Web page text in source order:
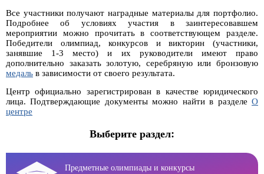
Все участники получают наградные материалы для портфолио.
Подробнее об условиях участия в заинтересовавшем
мероприятии можно прочитать в соответствующем разделе.
Победители олимпиад, конкурсов и викторин (участники,
занявшие 1-3 место) и их руководители имеют право
дополнительно заказать золотую, серебряную или бронзовую
медаль в зависимости от своего результата.
Центр официально зарегистрирован в качестве юридического
лица. Подтверждающие документы можно найти в разделе О
центре
Выберите раздел:
Предметные олимпиады и конкурсы